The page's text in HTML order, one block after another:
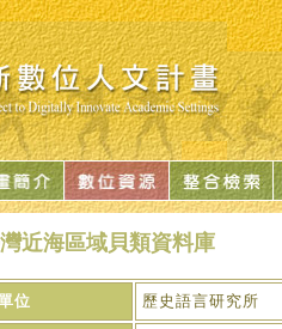
近海區域貝類資料庫
位 歷史語言研究所